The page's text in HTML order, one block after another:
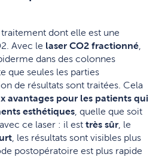
traitement dont elle est une
Avec le laser CO2 fractionné
dans des colonnes
que seules les parties
de résultats sont traitées. Cela
avantages pour les patients qui
esthétiques , quelle que soit
ce laser : il est très sûr , le
, les résultats sont visibles plus
postopératoire est plus rapide